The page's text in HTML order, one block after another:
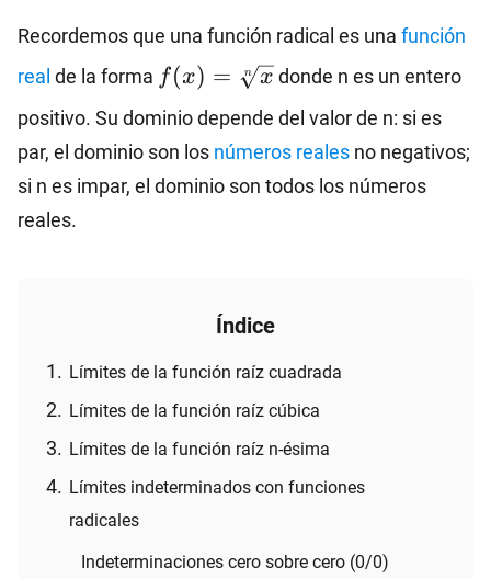
Recordemos que una función radical es una función
real de la forma f(x)=\sqrt[n]
{x}
f(x) = n x donde n es un entero
positivo. Su dominio depende del valor de n: si es
par, el dominio son los números reales no negativos;
si n es impar, el dominio son todos los números
reales.
Índice
Límites de la función raíz cuadrada
Límites de la función raíz cúbica
Límites de la función raíz n-ésima
Límites indeterminados con funciones
radicales
Indeterminaciones cero sobre cero (0/0)